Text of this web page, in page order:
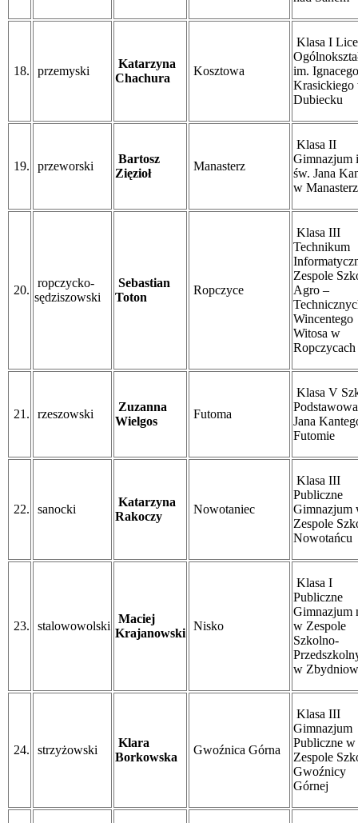
18. przemyski
Katarzyna
Chachura
Kosztowa
Klasa I
im. Ignacego
Krasickiego
Dubiecku
19. przeworski
Bartosz
Zięzioł
Manasterz
Klasa II
Gimnazjum
św. Jana
w
20.
ropczycko-
sędziszowski
Sebastian
Toton
Ropczyce
Klasa III
Technikum
Zespole
Agro –
Wincentego
Witosa w
Ropczycach
21. rzeszowski
Zuzanna
Wielgos
Futoma
Klasa V
Jana
Futomie
22. sanocki
Katarzyna
Rakoczy
Nowotaniec
Klasa III
Publiczne
Gimnazjum
Zespole
Nowotańcu
23. stalowowolski
Maciej
Krajanowski
Nisko
Klasa I
Publiczne
Gimnazjum
w Zespole
Szkolno-
w
24. strzyżowski
Klara
Borkowska
Gwoźnica Górna
Klasa III
Gimnazjum
Publiczne w
Zespole
Gwoźnicy
Górnej